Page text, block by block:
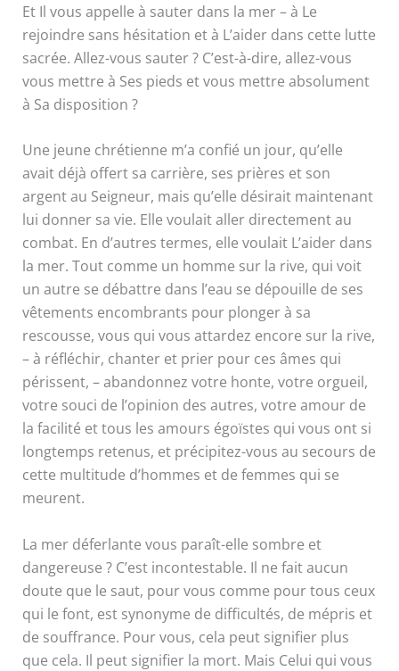
Et Il vous appelle à sauter dans la mer – à Le
rejoindre sans hésitation et à L’aider dans cette lutte
sacrée. Allez-vous sauter ? C’est-à-dire, allez-vous
vous mettre à Ses pieds et vous mettre absolument
à Sa disposition ?
Une jeune chrétienne m’a confié un jour, qu’elle
avait déjà offert sa carrière, ses prières et son
argent au Seigneur, mais qu’elle désirait maintenant
lui donner sa vie. Elle voulait aller directement au
combat. En d’autres termes, elle voulait L’aider dans
la mer. Tout comme un homme sur la rive, qui voit
un autre se débattre dans l’eau se dépouille de ses
vêtements encombrants pour plonger à sa
rescousse, vous qui vous attardez encore sur la rive,
– à réfléchir, chanter et prier pour ces âmes qui
périssent, – abandonnez votre honte, votre orgueil,
votre souci de l’opinion des autres, votre amour de
la facilité et tous les amours égoïstes qui vous ont si
longtemps retenus, et précipitez-vous au secours de
cette multitude d’hommes et de femmes qui se
meurent.
La mer déferlante vous paraît-elle sombre et
dangereuse ? C’est incontestable. Il ne fait aucun
doute que le saut, pour vous comme pour tous ceux
qui le font, est synonyme de difficultés, de mépris et
de souffrance. Pour vous, cela peut signifier plus
que cela. Il peut signifier la mort. Mais Celui qui vous